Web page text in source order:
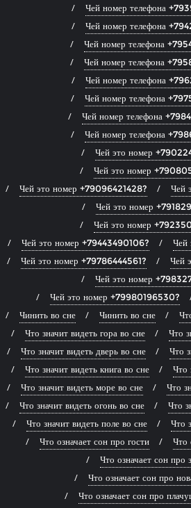
Чей номер телефона
Чей номер телефона
Чей номер телефона
Чей номер телефона
Чей номер телефона
Чей номер телефона
Чей номер телефона
Чей номер телефона
Чей это номер
Чей это номер
Чей это номер +79096421428?
Чей
Чей это номер
Чей это номер
Чей это номер +79443490106?
Чей
Чей это номер +79786444561?
Чей
Чей это номер
Чей это номер +79980196530?
Чинить во сне
Чинить во сне
Что значит видеть гора во сне
Что
Что значит видеть дверь во сне
Что
Что значит видеть книга во сне
Что
Что значит видеть море во сне
Что
Что значит видеть огонь во сне
Что
Что значит видеть поле во сне
Что
Что означает сон про гости
Что
Что означает сон про
Что означает сон про
Что означает сон про